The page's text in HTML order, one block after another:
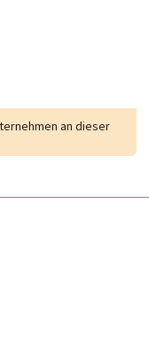
an dieser